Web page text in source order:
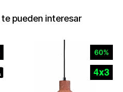
pueden interesar